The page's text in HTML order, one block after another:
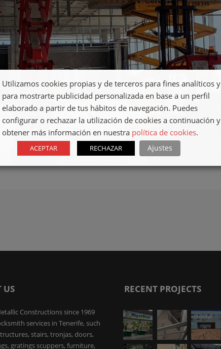
US
Constructions since 1969
services in Tenerife, such
stairs, tronjas, doors,
gratings scuppers, furniture,
RECENT PROJECTS
Utilizamos cookies propias y de terceros para fines analíticos y
para mostrarte publicidad personalizada en base a un perfil
elaborado a partir de tus hábitos de navegación. Puedes
configurar o rechazar la utilización de cookies a continuación y
obtener más información en nuestra política de cookies.
ACEPTAR RECHAZAR Ajustes